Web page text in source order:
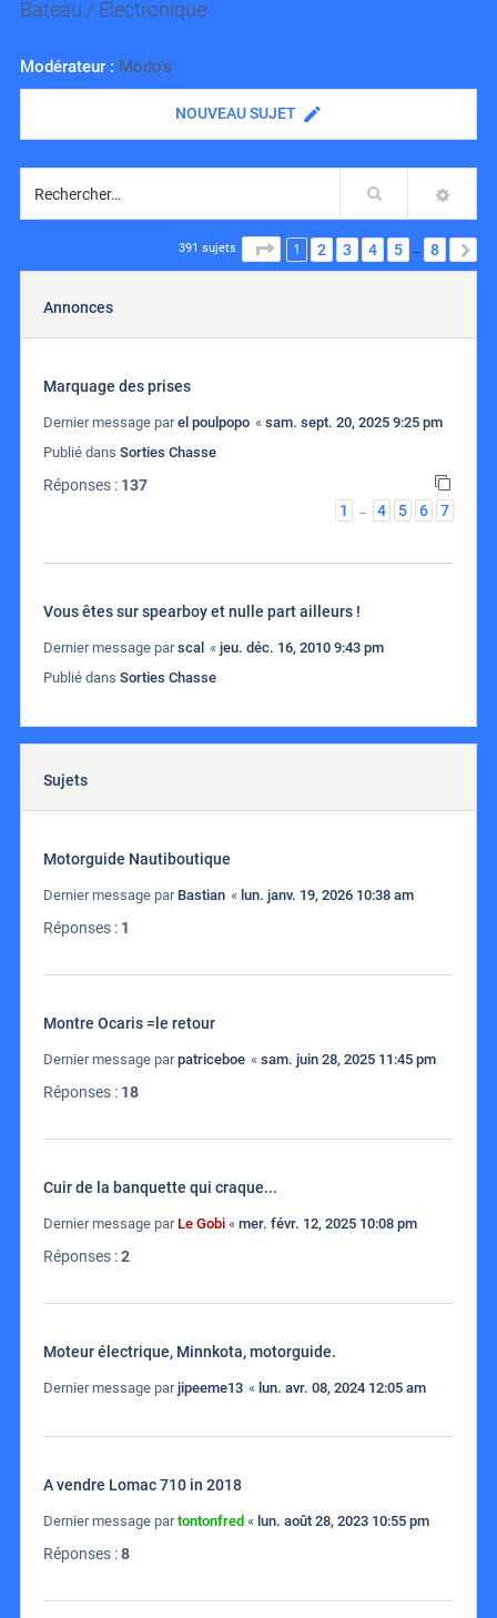
Bateau / Electronique
Modérateur : Modo's
NOUVEAU SUJET
Rechercher
391 sujets PAGE 1 SUR 8
1 2 3 4 5 … 8
Annonces
Marquage des prises
Dernier message parel poulpopo « sam. sept. 20, 2025 9:25 pm
Publié dans Sorties Chasse
Réponses : 137
1
… 4 5 6 7
Vous êtes sur spearboy et nulle part ailleurs !
Dernier message parscal « jeu. déc. 16, 2010 9:43 pm
Publié dans Sorties Chasse
Sujets
Motorguide Nautiboutique
Dernier message par Bastian « lun. janv. 19, 2026 10:38 am
Réponses : 1
Montre Ocaris =le retour
Dernier message parpatriceboe « sam. juin 28, 2025 11:45 pm
Réponses : 18
Cuir de la banquette qui craque...
Dernier message par Le Gobi « mer. févr. 12, 2025 10:08 pm
Réponses :2
Moteur électrique, Minnkota, motorguide.
Dernier message parjipeeme13 « lun. avr. 08, 2024 12:05 am
A vendre Lomac 710 in 2018
Dernier message partontonfred « lun. août 28, 2023 10:55 pm
Réponses :8